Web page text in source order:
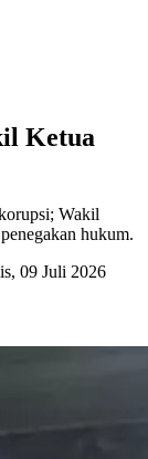
Ketua
Wakil
hukum.
09 Juli 2026